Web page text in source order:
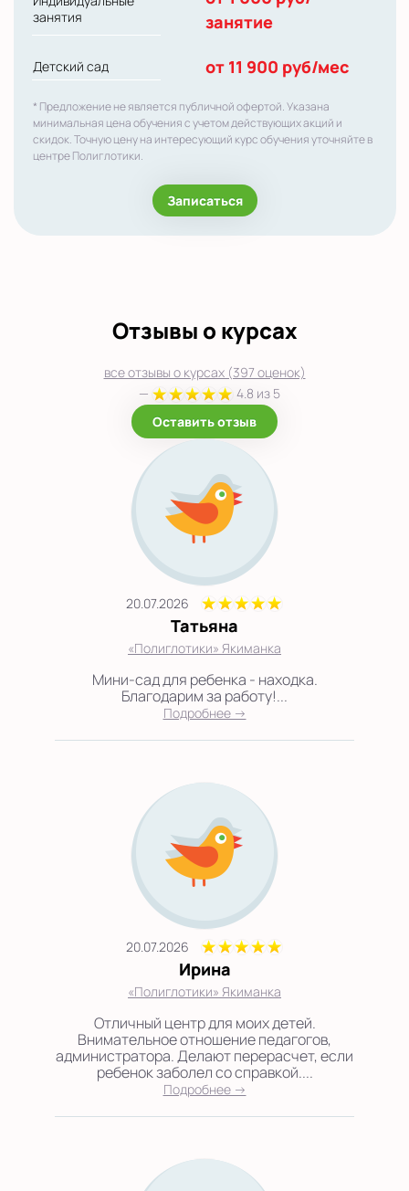
занятия
занятие
Детский сад от 11 900 руб/мес
* Предложение не является публичной офертой. Указана
минимальная цена обучения с учетом действующих акций и
скидок. Точную цену на интересующий курс обучения уточняйте в
центре Полиглотики.
Записаться
Отзывы о курсах
все отзывы о курсах (397 оценок)
—
4.8 из 5
Оставить отзыв
20.07.2026
Татьяна
«Полиглотики» Якиманка
Мини-сад для ребенка - находка.
Благодарим за работу!...
Подробнее →
20.07.2026
Ирина
«Полиглотики» Якиманка
Отличный центр для моих детей.
Внимательное отношение педагогов,
администратора. Делают перерасчет, если
ребенок заболел со справкой....
Подробнее →